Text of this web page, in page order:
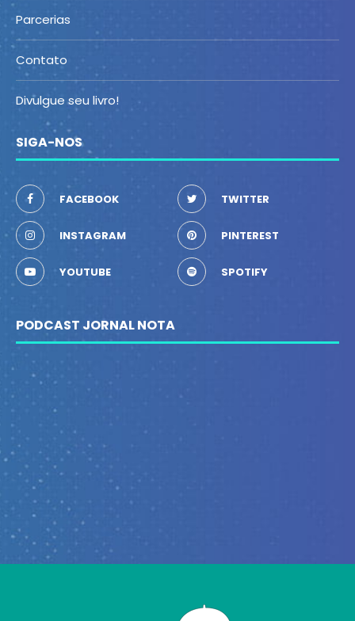
Parcerias
Contato
Divulgue seu livro!
SIGA-NOS
FACEBOOK TWITTER
INSTAGRAM PINTEREST
YOUTUBE SPOTIFY
PODCAST JORNAL NOTA